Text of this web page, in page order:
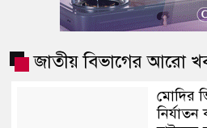
জাতীয় বিভাগের আরো
মোদির
নির্যাতন